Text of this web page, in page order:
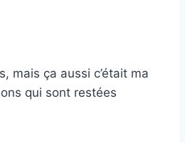
mais ça aussi c’était ma
qui sont restées